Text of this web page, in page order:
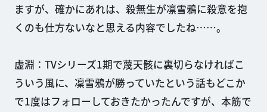
ますが、確かにあれは、殺無生が凛雪鴉に殺意を抱
くのも仕方ないなと思える内容でしたね……。
虚淵：TVシリーズ1期で蔑天骸に裏切らなければこ
ういう風に、凜雪鴉が勝っていたという話もどこか
で1度はフォローしておきたかったんですが、本筋で